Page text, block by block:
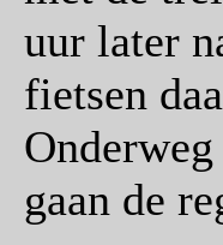
uur later
fietsen
gaan de